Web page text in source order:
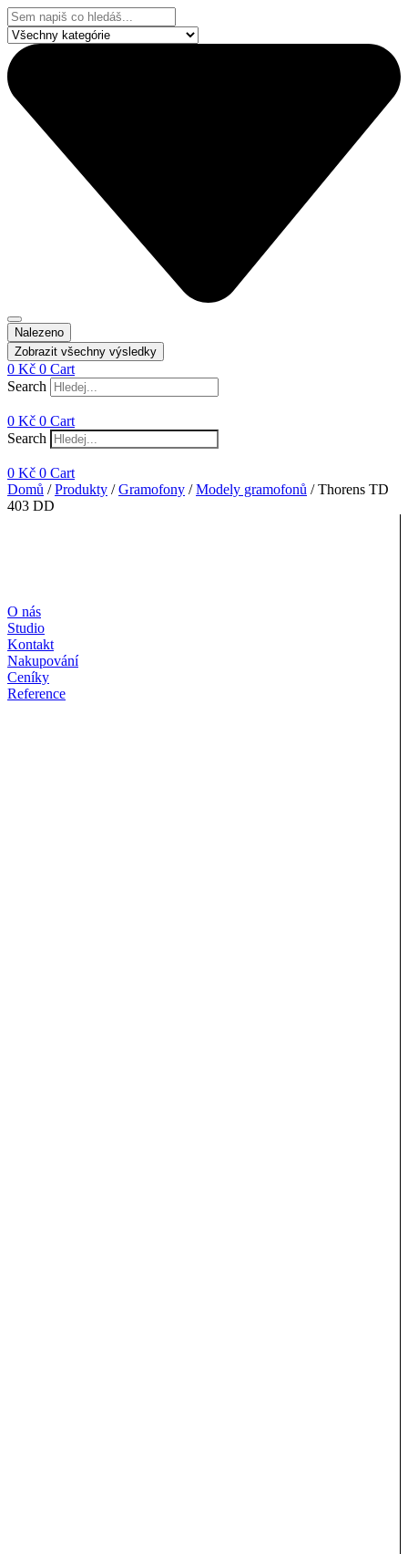
Přejít
k
obsahu
Search
...
Nalezeno
Zobrazit všechny výsledky
0 Kč 0 Cart
Search
0 Kč 0 Cart
Search
0 Kč 0 Cart
Domů /Produkty /Gramofony /Modely gramofonů / Thorens TD
403 DD
O nás
Studio
Kontakt
Nakupování
Ceníky
Reference